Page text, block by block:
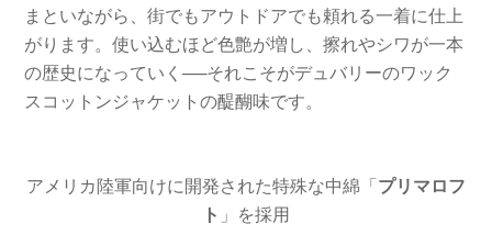
まといながら、街でもアウトドアでも頼れる一着に仕上
がります。使い込むほど色艶が増し、擦れやシワが一本
の歴史になっていく──それこそがデュバリーのワック
スコットンジャケットの醍醐味です。
アメリカ陸軍向けに開発された特殊な中綿「 プリマロフ
ト 」を採用